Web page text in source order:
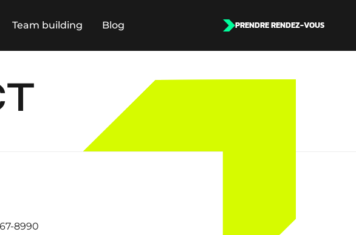
Team building Blog PRENDRE RENDEZ-VOUS
8990